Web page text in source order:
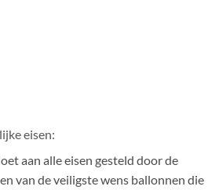
eisen:
aan alle eisen gesteld door de
van de veiligste wens ballonnen die